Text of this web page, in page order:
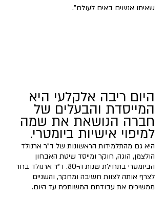
שאיתו אנשים באים לעולם".
היום ריבה אלקלעי היא
המייסדת והבעלים של
חברה הנושאת את שמה
למיפוי אישיות ביומטרי.
היא גם מהתלמידות הראשונות של ד"ר ארנולד
הולצמן, הוגה, חוקר ומייסד שיטת האבחון
הביומטרי בתחילת שנות ה-80. ד"ר ארנולד בחר
לצרף אותה לצוות חשיבה ומחקר, והשניים
ממשיכים את עבודתם המשותפת עד היום.